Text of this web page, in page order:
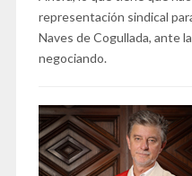
representación sindical
Naves de Cogullada, ante
negociando.